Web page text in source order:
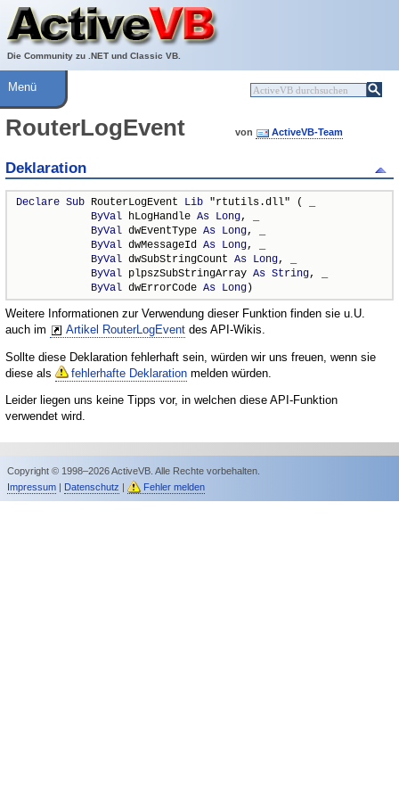
Die Community zu .NET und Classic VB.
Über ActiveVB
Hilfe
Menü
RouterLogEvent von ActiveVB-Team
Deklaration
Declare Sub RouterLogEvent Lib "rtutils.dll" ( _
ByVal hLogHandle As Long, _
ByVal dwEventType As Long, _
ByVal dwMessageId As Long, _
ByVal dwSubStringCount As Long, _
ByVal plpszSubStringArray As String, _
ByVal dwErrorCode As Long)
Weitere Informationen zur Verwendung dieser Funktion finden sie u.U.
auch im
Artikel RouterLogEvent des API-Wikis.
Sollte diese Deklaration fehlerhaft sein, würden wir uns freuen, wenn sie
diese als
fehlerhafte Deklaration melden würden.
Leider liegen uns keine Tipps vor, in welchen diese API-Funktion
verwendet wird.
Copyright © 1998–2026 ActiveVB. Alle Rechte vorbehalten.
Impressum| Datenschutz | Fehler melden